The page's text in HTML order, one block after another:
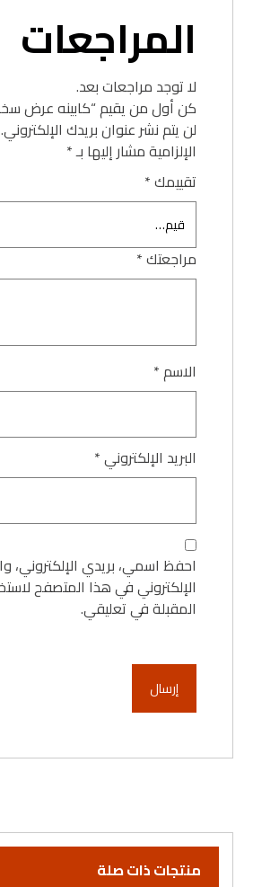
المراجعات
لا توجد مراجعات بعد.
كن أول من يقيم “كابينه عرض
لن يتم نشر عنوان بريدك الإلكتروني.
الإلزامية مشار إليها بـ*
تقييمك*
مراجعتك*
الاسم*
البريد الإلكتروني*
احفظ اسمي، بريدي الإلكتروني،
الإلكتروني في هذا المتصفح
المقبلة في تعليقي.
منتجات ذات صلة